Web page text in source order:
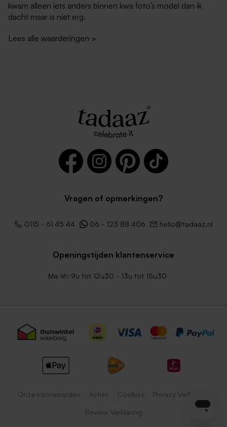
kwam alleen iets anders binnen kwa foto’s model dan ik
dacht maar is niet erg.
Lees alle waarderingen >
Vragen of opmerkingen?
0115 - 61 45 44 06 - 123 88 406 hello@tadaaz.nl
Openingstijden klantenservice
Ma-Vr: 9u tot 12u30 - 13u tot 15u30
Onze voorwaarden Acties Cookies Privacy Verklaring
Review Verklaring